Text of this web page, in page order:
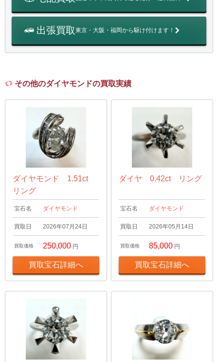
出張買取東京・大阪・福岡から駆け付けます！
その他のダイヤモンドの買取実績
ダイヤモンド 1.51ct
リング
宝石名 ダイヤモンド
買取日 2026年07月24日
買取価格 250,000 円
買取宝石詳細へ
ダイヤ 0.42ct リング
宝石名 ダイヤモンド
買取日 2026年05月14日
買取価格 85,000 円
買取宝石詳細へ